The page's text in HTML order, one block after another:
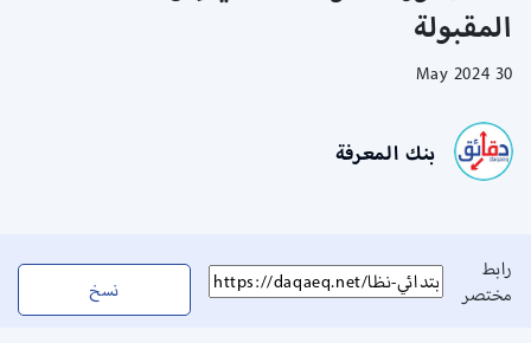
المقبولة
30 May 2024
بنك المعرفة
رابط
مختصر
نسخ